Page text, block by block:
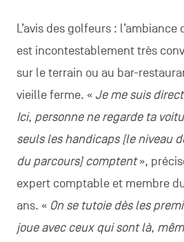
L’avis des golfeurs :
est incontestablement très
sur le terrain ou au bar-
vieille ferme. « Je me suis
Ici, personne ne regarde ta
seuls les handicaps [le niveau
du parcours] comptent»,
expert comptable et membre
ans. « On se tutoie dès les
joue avec ceux qui sont là,